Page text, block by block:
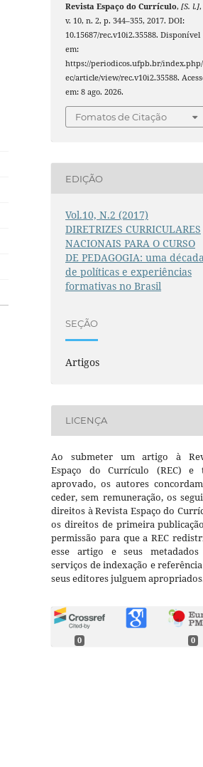
Revista Espaço do Currículo,[S. l.],
v. 10, n. 2, p. 344–355, 2017. DOI:
10.15687/rec.v10i2.35588. Disponível
em:
https://periodicos.ufpb.br/
ec/article/view/rec.v10i2.35588.
em: 8 ago. 2026.
Fomatos de Citação
EDIÇÃO
Vol.10, N.2 (2017)
DIRETRIZES CURRICULARES
NACIONAIS PARA O CURSO
DE PEDAGOGIA: uma
de políticas e experiências
formativas no Brasil
SEÇÃO
Artigos
LICENÇA
Ao submeter um artigo à
Espaço do Currículo (REC) e
aprovado, os autores
ceder, sem remuneração, os
direitos à Revista Espaço do
os direitos de primeira
permissão para que a REC
esse artigo e seus metadados
serviços de indexação e
seus editores julguem
0 0